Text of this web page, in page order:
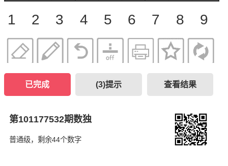
1 2 3 4 5 6 7 8 9
已完成 (3)提示 查看结果
第101177532期数独
普通级，剩余44个数字